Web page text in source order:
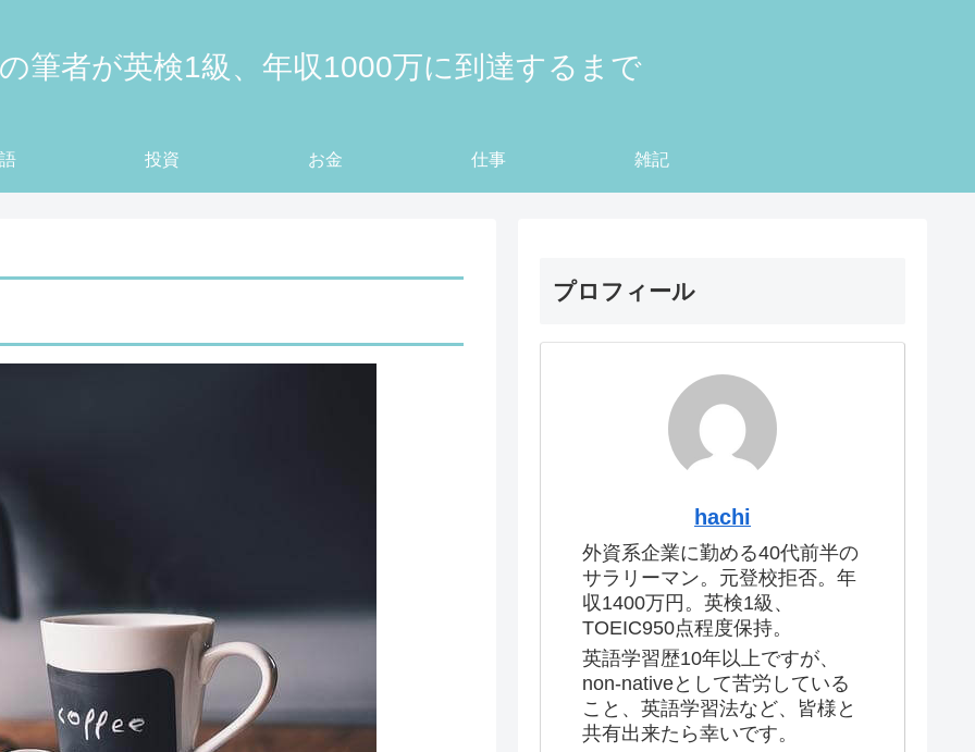
筆者が英検1級、年収1000万に到達するまで
投資 お金 仕事 雑記
プロフィール
hachi
外資系企業に勤める40代前半の
サラリーマン。元登校拒否。年
収1400万円。英検1級、
TOEIC950点程度保持。
英語学習歴10年以上ですが、
non-nativeとして苦労している
こと、英語学習法など、皆様と
共有出来たら幸いです。